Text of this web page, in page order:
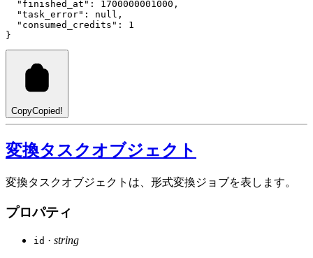
"finished_at" : 1700000001000 ,
"task_error" : null ,
"consumed_credits" : 1
}
CopyCopied!
変換タスクオブジェクト
変換タスクオブジェクトは、形式変換ジョブを表します。
プロパティ
id · string